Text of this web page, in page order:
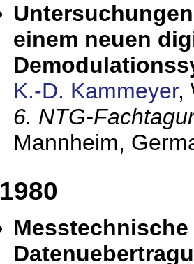
einem neuen
K.-D. Kammeyer,
6. NTG-
Mannheim,
1980